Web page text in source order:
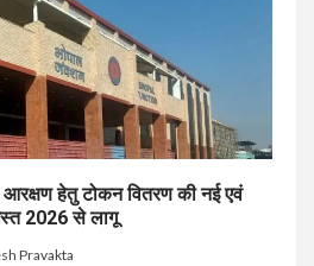
हेतु टोकन वितरण की नई एवं
2026 से लागू
Pravakta